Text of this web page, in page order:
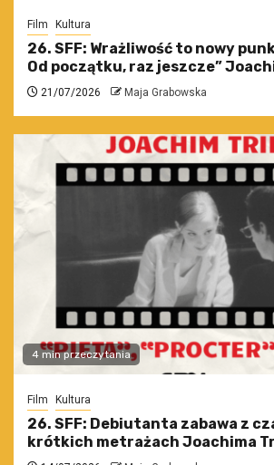
Film Kultura
26. SFF: Wrażliwość to nowy
Od początku, raz jeszcze”
21/07/2026 Maja Grabowska
4 min przeczytania
Film Kultura
26. SFF: Debiutanta zabawa z
krótkich metrażach Joachima